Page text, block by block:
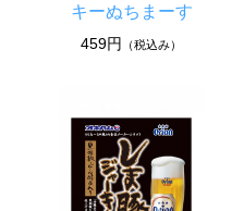
キーぬちまーす
459円 （税込み）